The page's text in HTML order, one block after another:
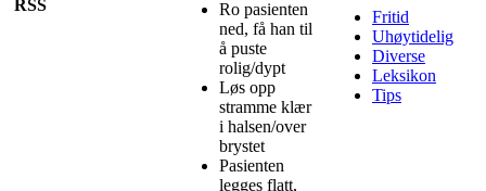
RSS
Ro pasienten
ned, få han til
å puste
rolig/dypt
Løs opp
stramme klær
i halsen/over
brystet
Pasienten
legges flatt,
Fritid
Uhøytidelig
Diverse
Leksikon
Tips